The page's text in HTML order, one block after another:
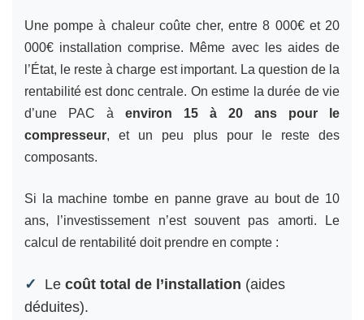
Une pompe à chaleur coûte cher, entre 8 000€ et 20
000€ installation comprise. Même avec les aides de
l’État, le reste à charge est important. La question de la
rentabilité est donc centrale. On estime la durée de vie
d’une PAC à environ 15 à 20 ans pour le
compresseur, et un peu plus pour le reste des
composants.
Si la machine tombe en panne grave au bout de 10
ans, l’investissement n’est souvent pas amorti. Le
calcul de rentabilité doit prendre en compte :
Le coût total de l’installation (aides
déduites).